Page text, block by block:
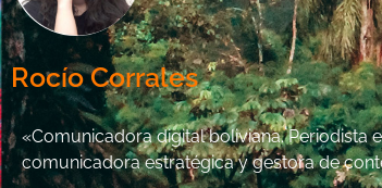
Rocío Corrales
«Comunicadora digital boliviana. Periodista
comunicadora estratégica y gestora de